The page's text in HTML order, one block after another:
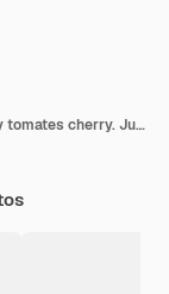
Chuletón de ternera con patatas, cebolla y tomates cherry. Jugoso bistec con mantequilla aromatizada